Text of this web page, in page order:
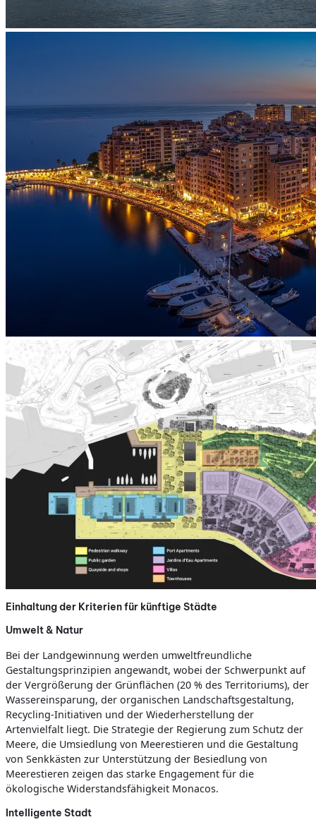
Einhaltung der Kriterien für künftige Städte
Umwelt & Natur
Bei der Landgewinnung werden umweltfreundliche
Gestaltungsprinzipien angewandt, wobei der Schwerpunkt auf
der Vergrößerung der Grünflächen (20 % des Territoriums), der
Wassereinsparung, der organischen Landschaftsgestaltung,
Recycling-Initiativen und der Wiederherstellung der
Artenvielfalt liegt. Die Strategie der Regierung zum Schutz der
Meere, die Umsiedlung von Meerestieren und die Gestaltung
von Senkkästen zur Unterstützung der Besiedlung von
Meerestieren zeigen das starke Engagement für die
ökologische Widerstandsfähigkeit Monacos.
Intelligente Stadt